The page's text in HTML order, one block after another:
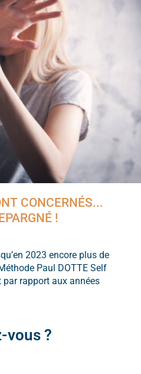
CONCERNÉS...
!
2023 encore plus de
Paul DOTTE Self
rapport aux années
vous ?